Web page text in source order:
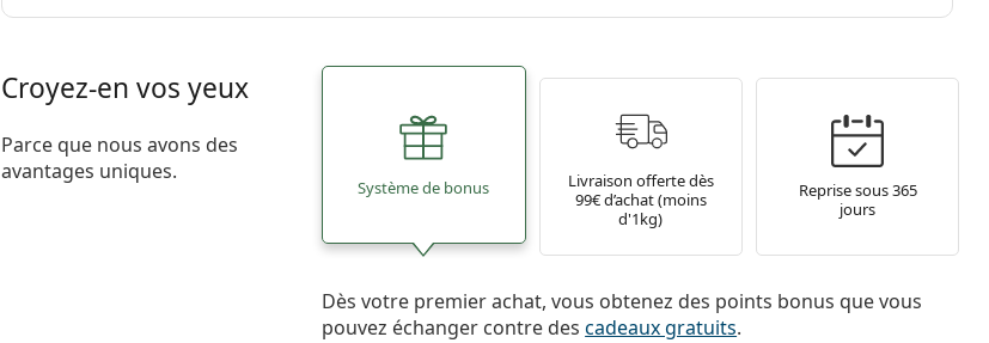
Croyez-en vos yeux
Parce que nous avons des
avantages uniques.
Système de bonus
Livraison offerte dès
99€ d’achat (moins
d'1kg)
Reprise sous 365
jours
Dès votre premier achat, vous obtenez des points bonus que vous
pouvez échanger contre descadeaux gratuits.